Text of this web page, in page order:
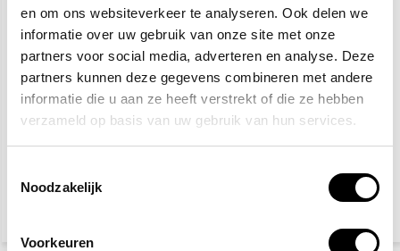
en om ons websiteverkeer te analyseren. Ook delen we
informatie over uw gebruik van onze site met onze
partners voor social media, adverteren en analyse. Deze
partners kunnen deze gegevens combineren met andere
informatie die u aan ze heeft verstrekt of die ze hebben
verzameld op basis van uw gebruik van hun services.
Noodzakelijk
Voorkeuren
voetgangers